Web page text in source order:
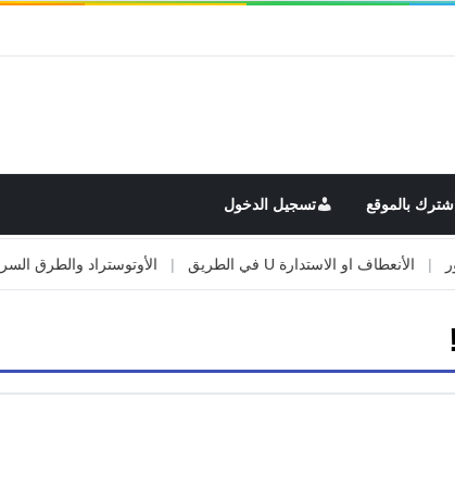
اشترك بالموقع تسجيل الدخول
الأنعطاف او الاستدارة U في الطريق | الأوتوستراد والطرق السريعة